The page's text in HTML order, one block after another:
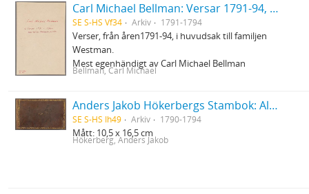
Carl Michael Bellman: Versar 1791-94, mest till Westmanska familjen
SE S-HS Vf34 Arkiv 1791-1794
Verser, från åren1791-94, i huvudsak till familjen
Westman.
Mest egenhändigt av Carl Michael Bellman
Bellman, Carl Michael
Anders Jakob Hökerbergs Stambok: Album amiçorum qvorum familiariori çonsortio uti, dedit fortuna
SE S-HS Ih49 Arkiv 1790-1794
Mått: 10,5 x 16,5 cm
Hökerberg, Anders Jakob